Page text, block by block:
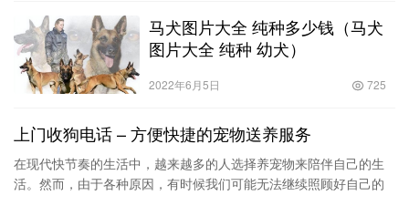
马犬图片大全 纯种多少钱（马犬
图片大全 纯种 幼犬）
2022年6月5日 725
上门收狗电话 – 方便快捷的宠物送养服务
在现代快节奏的生活中，越来越多的人选择养宠物来陪伴自己的生
活。然而，由于各种原因，有时候我们可能无法继续照顾好自己的